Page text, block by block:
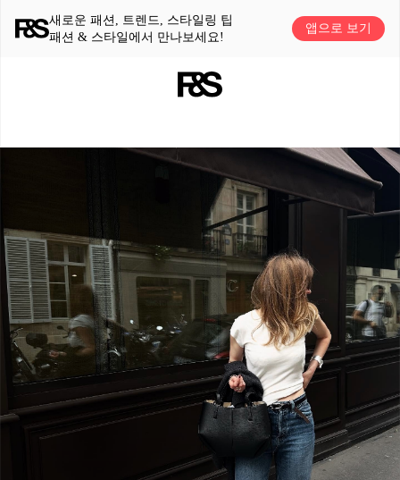
새로운 패션, 트렌드, 스타일링 팁
패션 & 스타일에서 만나보세요!
앱으로 보기